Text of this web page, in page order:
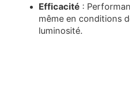
Efficacité :
même en conditions
luminosité.